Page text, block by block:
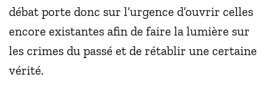
débat porte donc sur l’urgence d’ouvrir celles
encore existantes afin de faire la lumière sur
les crimes du passé et de rétablir une certaine
vérité.